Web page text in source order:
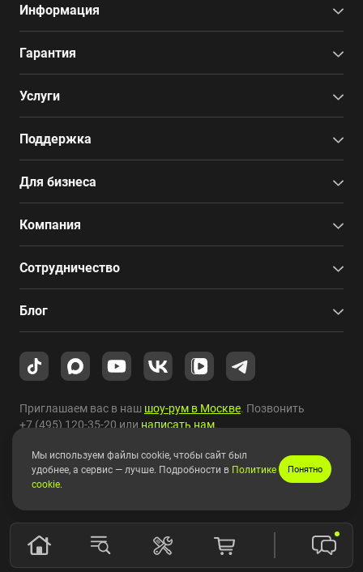
Информация
Гарантия
Услуги
Поддержка
Для бизнеса
Компания
Сотрудничество
Блог
Приглашаем вас в наш шоу-рум в Москве. Позвонить
+7 (495) 120-35-20илинаписать нам.
Copyright © 2010-2026 HYPERPC.
Мы используем файлы cookie, чтобы сайт был
удобнее, а сервис — лучше. Подробности в Политике
cookie.
Понятно